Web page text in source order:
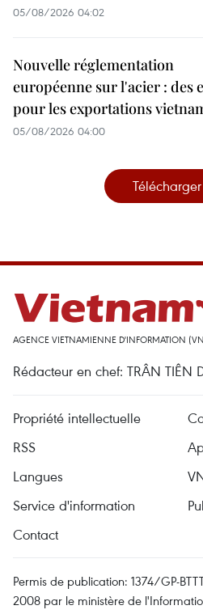
05/08/2026 04:02
Nouvelle réglementation
européenne sur l'acier : des
pour les exportations
05/08/2026 04:00
AGENCE VIETNAMIENNE D'INFORMATION
Rédacteur en chef: TRÂN TIÊN
Propriété intellectuelle
RSS
Langues
Service d'information
Contact
Permis de publication: 1374/GP-
2008 par le ministère de